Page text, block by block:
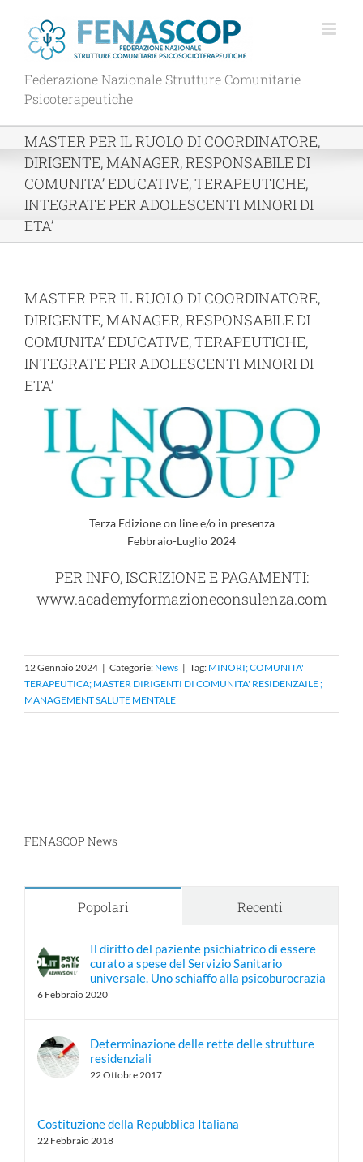
contenuto
Federazione Nazionale Strutture Comunitarie
Psicoterapeutiche
MASTER PER IL RUOLO DI COORDINATORE,
DIRIGENTE, MANAGER, RESPONSABILE DI
COMUNITA’ EDUCATIVE, TERAPEUTICHE,
INTEGRATE PER ADOLESCENTI MINORI DI
ETA’
MASTER PER IL RUOLO DI COORDINATORE,
DIRIGENTE, MANAGER, RESPONSABILE DI
COMUNITA’ EDUCATIVE, TERAPEUTICHE,
INTEGRATE PER ADOLESCENTI MINORI DI
ETA’
Terza Edizione on line e/o in presenza
Febbraio-Luglio 2024
PER INFO, ISCRIZIONE E PAGAMENTI:
www.academyformazioneconsulenza.com
12 Gennaio 2024 | Categorie: News | Tag: MINORI; COMUNITA'
TERAPEUTICA; MASTER DIRIGENTI DI COMUNITA' RESIDENZAILE ;
MANAGEMENT SALUTE MENTALE
FENASCOP News
Popolari Recenti
Il diritto del paziente psichiatrico di essere
curato a spese del Servizio Sanitario
universale. Uno schiaffo alla psicoburocrazia
6 Febbraio 2020
Determinazione delle rette delle strutture
residenziali
22 Ottobre 2017
Costituzione della Repubblica Italiana
22 Febbraio 2018